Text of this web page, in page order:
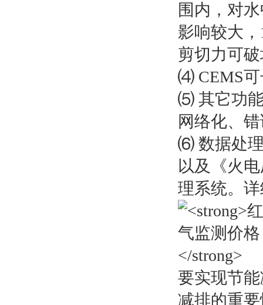
围内，对
影响较大
剪切力可
⑷ CEMS可
⑸ 其它功
网络化、
⑹ 数据处
以及《火
理系统。
要实现节
减排的重